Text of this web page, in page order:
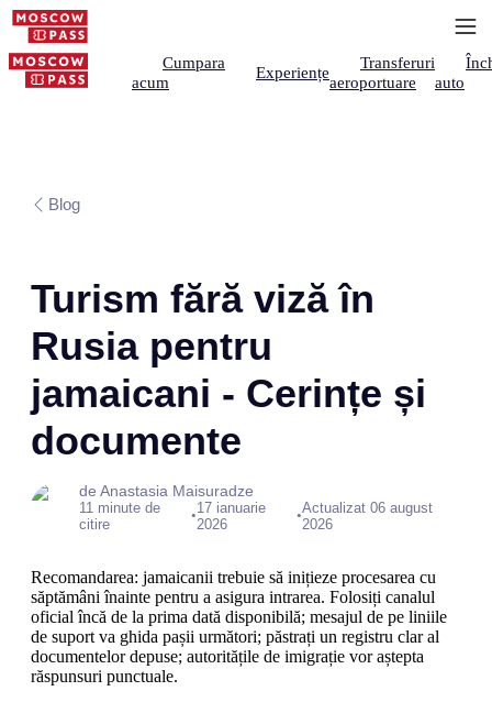
Cumpara
acum
Experiențe
Transferuri
aeroportuare
auto
Blog
Turism fără viză în
Rusia pentru
jamaicani - Cerințe și
documente
de Anastasia Maisuradze
11 minute de
citire
•17 ianuarie
2026
•Actualizat 06 august
2026
Recomandarea: jamaicanii trebuie să inițieze procesarea cu
săptămâni înainte pentru a asigura intrarea. Folosiți canalul
oficial încă de la prima dată disponibilă; mesajul de pe liniile
de suport va ghida pașii următori; păstrați un registru clar al
documentelor depuse; autoritățile de imigrație vor aștepta
răspunsuri punctuale.